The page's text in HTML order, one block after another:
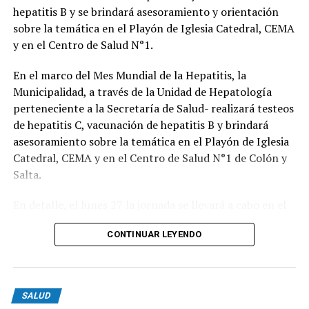
Medicamentos oncológicos
Medicamentos oncohematológicos
Tratamiento de la hemofilia
Tratamiento del VIH y Hepatitis B y C
Medicamentos para trasplantes
Medicamentos para trastornos hematopoyéticos
Medicamentos para la artritis reumatoidea
Medicamentos para la insuficiencia renal crónica e
Cómo acceder a medicamentos como afiliado de Pami
hepatitis B y se brindará asesoramiento y orientación
sobre la temática en el Playón de Iglesia Catedral, CEMA
y en el Centro de Salud N°1.
En el marco del Mes Mundial de la Hepatitis, la
Municipalidad, a través de la Unidad de Hepatología
perteneciente a la Secretaría de Salud- realizará testeos
de hepatitis C, vacunación de hepatitis B y brindará
asesoramiento sobre la temática en el Playón de Iglesia
Catedral, CEMA y en el Centro de Salud N°1 de Colón y
Salta.
Centro de Salud N° 1, ubicado en Colón 3294 de 9 a
En esa línea, el martes 28 -siendo el Día Mundial de la
Hepatitis- el equipo de la Unidad de Hepatología se
traslada al Playón de Iglesia Catedral, de 9.30 a 12.30.
CONTINUAR LEYENDO
SALUD